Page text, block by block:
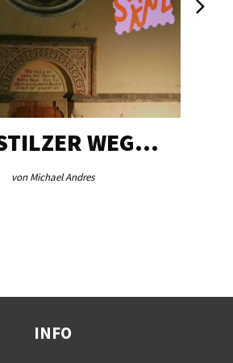
WEG…
von Michael Andres
INFO